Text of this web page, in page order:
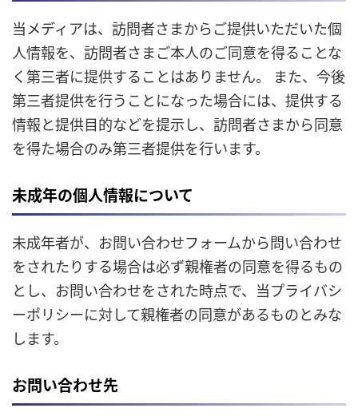
当メディアは、訪問者さまからご提供いただいた個
人情報を、訪問者さまご本人のご同意を得ることな
く第三者に提供することはありません。 また、今後
第三者提供を行うことになった場合には、提供する
情報と提供目的などを提示し、訪問者さまから同意
を得た場合のみ第三者提供を行います。
未成年の個人情報について
未成年者が、お問い合わせフォームから問い合わせ
をされたりする場合は必ず親権者の同意を得るもの
とし、お問い合わせをされた時点で、当プライバシ
ーポリシーに対して親権者の同意があるものとみな
します。
お問い合わせ先